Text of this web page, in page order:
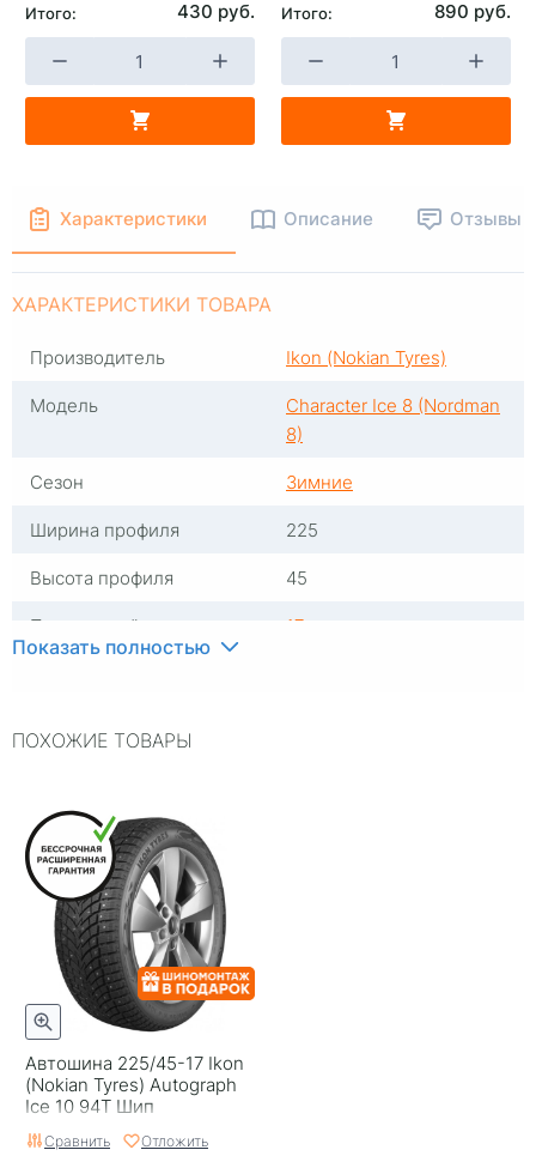
Итого: 430 руб. Итого: 890 руб.
-
Характеристики Описание Отзывы
ХАРАКТЕРИСТИКИ ТОВАРА
Производитель
Ikon (Nokian Tyres)
Модель
Character Ice 8 (Nordman
8)
Сезон
Зимние
Ширина профиля
225
Высота профиля
45
Посадочный диаметр
17
Тип протектора
Тип шины
RunFlat
Комплектация
Шип
Гарантия
Страна изготовителя
Показать полностью
ПОХОЖИЕ ТОВАРЫ
Автошина 225/45-17 Ikon
(Nokian Tyres) Autograph
Ice 10 94T Шип
Сравнить Отложить